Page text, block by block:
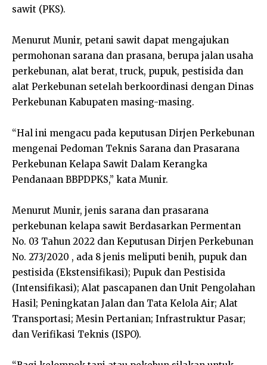
sawit (PKS).
Menurut Munir, petani sawit dapat mengajukan
permohonan sarana dan prasana, berupa jalan usaha
perkebunan, alat berat, truck, pupuk, pestisida dan
alat Perkebunan setelah berkoordinasi dengan Dinas
Perkebunan Kabupaten masing-masing.
“Hal ini mengacu pada keputusan Dirjen Perkebunan
mengenai Pedoman Teknis Sarana dan Prasarana
Perkebunan Kelapa Sawit Dalam Kerangka
Pendanaan BBPDPKS,” kata Munir.
Menurut Munir, jenis sarana dan prasarana
perkebunan kelapa sawit Berdasarkan Permentan
No. 03 Tahun 2022 dan Keputusan Dirjen Perkebunan
No. 273/2020 , ada 8 jenis meliputi benih, pupuk dan
pestisida (Ekstensifikasi); Pupuk dan Pestisida
(Intensifikasi); Alat pascapanen dan Unit Pengolahan
Hasil; Peningkatan Jalan dan Tata Kelola Air; Alat
Transportasi; Mesin Pertanian; Infrastruktur Pasar;
dan Verifikasi Teknis (ISPO).